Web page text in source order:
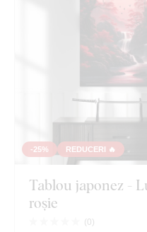
-25% REDUCERI 🔥
Tablou japonez -
roșie
( 0)